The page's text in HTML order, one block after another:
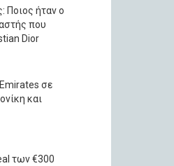
Ποιος ήταν ο
που
Dior
σε
και
των €300